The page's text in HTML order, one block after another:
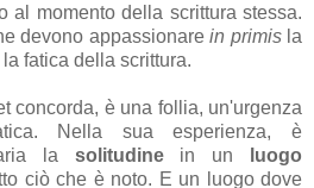
al momento della scrittura stessa.
devono appassionare in primisla
fatica della scrittura.
concorda, è una follia, un'urgenza
Nella sua esperienza, è
la solitudinein un
luogo
ciò che è noto. E un luogo dove